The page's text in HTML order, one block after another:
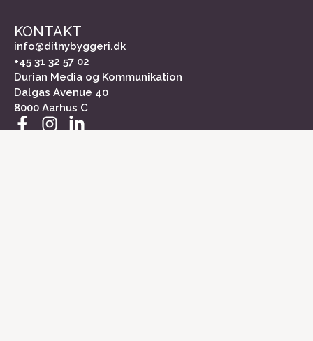
KONTAKT
info@ditnybyggeri.dk
+45 31 32 57 02
Durian Media og Kommunikation
Dalgas Avenue 40
8000 Aarhus C